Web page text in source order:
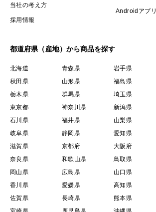
当社の考え方
採用情報
Androidアプリ
都道府県（産地）から商品を探す
北海道 青森県 岩手県
秋田県
山形県 福島県
栃木県
群馬県 埼玉県
東京都
神奈川県 新潟県
石川県
福井県 山梨県
岐阜県
静岡県 愛知県
滋賀県
京都府 大阪府
奈良県
和歌山県 鳥取県
岡山県
広島県 山口県
香川県
愛媛県 高知県
佐賀県
長崎県 熊本県